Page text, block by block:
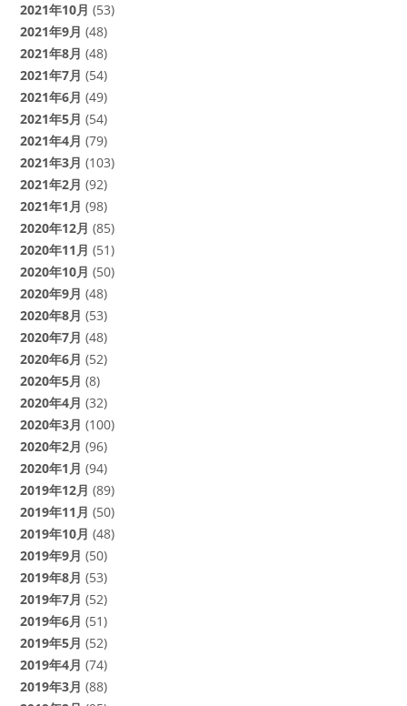
2021年10月 (53)
2021年9月 (48)
2021年8月 (48)
2021年7月 (54)
2021年6月 (49)
2021年5月 (54)
2021年4月 (79)
2021年3月 (103)
2021年2月 (92)
2021年1月 (98)
2020年12月 (85)
2020年11月 (51)
2020年10月 (50)
2020年9月 (48)
2020年8月 (53)
2020年7月 (48)
2020年6月 (52)
2020年5月 (8)
2020年4月 (32)
2020年3月 (100)
2020年2月 (96)
2020年1月 (94)
2019年12月 (89)
2019年11月 (50)
2019年10月 (48)
2019年9月 (50)
2019年8月 (53)
2019年7月 (52)
2019年6月 (51)
2019年5月 (52)
2019年4月 (74)
2019年3月 (88)